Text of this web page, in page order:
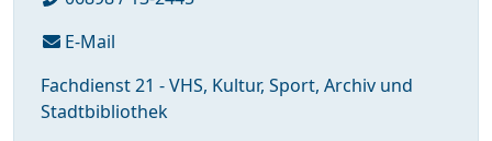
E-Mail
Fachdienst 21 - VHS, Kultur, Sport, Archiv und
Stadtbibliothek